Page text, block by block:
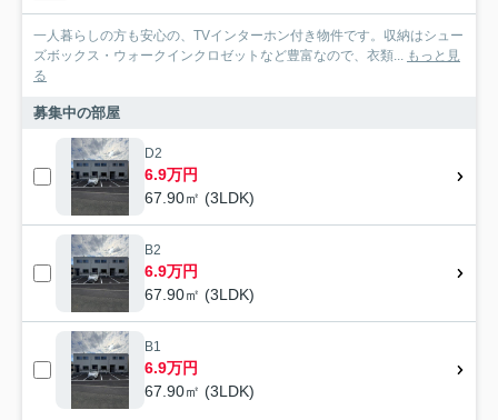
一人暮らしの方も安心の、TVインターホン付き物件です。収納はシュー
ズボックス・ウォークインクロゼットなど豊富なので、衣類... もっと見
る
募集中の部屋
D2
6.9万円
67.90㎡ (3LDK)
B2
6.9万円
67.90㎡ (3LDK)
B1
6.9万円
67.90㎡ (3LDK)